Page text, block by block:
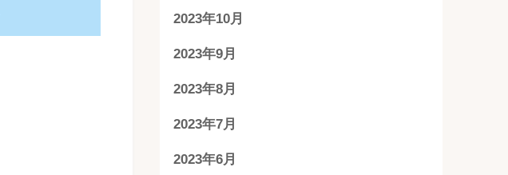
2023年10月
2023年9月
2023年8月
2023年7月
2023年6月